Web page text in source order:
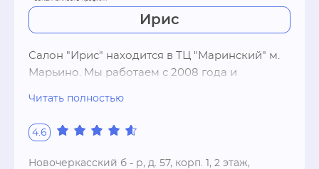
Ирис
Салон "Ирис" находится в ТЦ "Маринский" м.
Марьино. Мы работаем с 2008 года и
клиенты!Также у нас пройти курс по Плетению
кос , Маникюра , Маникюра - Педикюра ,
Наращивание ресниц в салоне есть магазин,
Читать полностью
4.6
Новочеркасский б - р, д. 57, корп. 1, 2 этаж,